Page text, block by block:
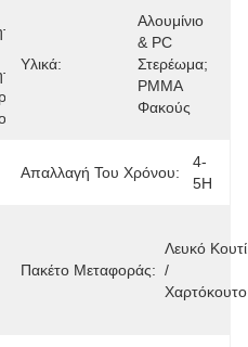
-
Υλικά:
Αλουμίνιο
& PC
Στερέωμα;
PMMA
Φακούς
Απαλλαγή Του Χρόνου:
4-
5H
Πακέτο Μεταφοράς:
Λευκό Κουτί
/
Χαρτόκουτο